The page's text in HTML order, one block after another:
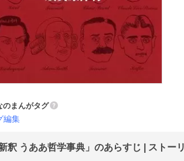
のまんがタグ
編集
新釈 うああ哲学事典」のあらすじ | ストー